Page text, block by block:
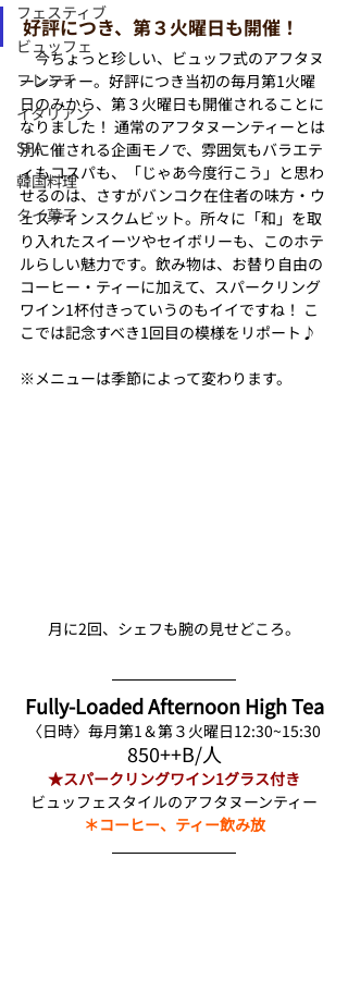
フェスティブ
ビュッフェ
フレンチ
イタリアン
SPA
韓国料理
タイ菓子
好評につき、第３火曜日も開催！
今ちょっと珍しい、ビュッフ式のアフタヌ
ーンティー。好評につき当初の毎月第1火曜
日のみから、第３火曜日も開催されることに
なりました！ 通常のアフタヌーンティーとは
別に催される企画モノで、雰囲気もバラエテ
ィもコスパも、「じゃあ今度行こう」と思わ
せるのは、さすがバンコク在住者の味方・ウ
ェスティンスクムビット。所々に「和」を取
り入れたスイーツやセイボリーも、このホテ
ルらしい魅力です。飲み物は、お替り自由の
コーヒー・ティーに加えて、スパークリング
ワイン1杯付きっていうのもイイですね！ こ
こでは記念すべき1回目の模様をリポート♪
※メニューは季節によって変わります。
月に2回、シェフも腕の見せどころ。
Fully-Loaded Afternoon High Tea
〈日時〉毎月第1＆第３火曜日12:30~15:30
850++B/人
★スパークリングワイン1グラス付き
ビュッフェスタイルのアフタヌーンティー
＊コーヒー、ティー飲み放